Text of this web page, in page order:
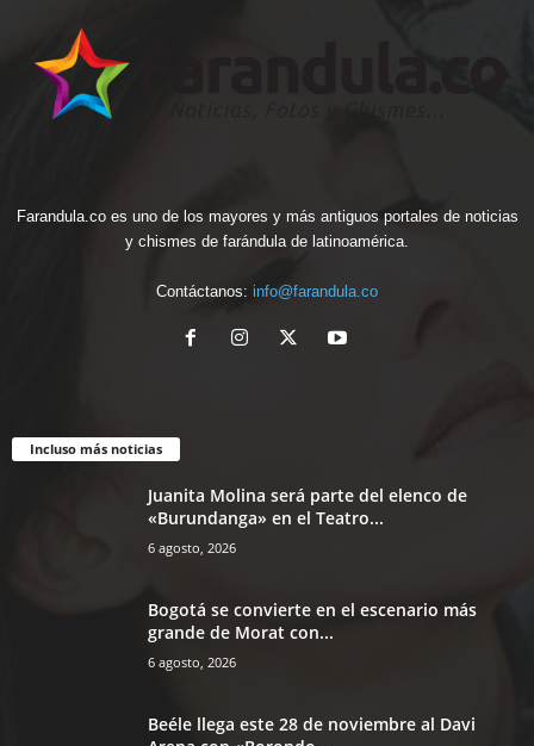
Farandula.co es uno de los mayores y más antiguos portales de noticias
y chismes de farándula de latinoamérica.
Contáctanos: info@farandula.co
Incluso más noticias
Juanita Molina será parte del elenco de
«Burundanga» en el Teatro...
6 agosto, 2026
Bogotá se convierte en el escenario más
grande de Morat con...
6 agosto, 2026
Beéle llega este 28 de noviembre al Davi